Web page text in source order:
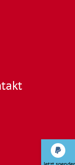
Spenden